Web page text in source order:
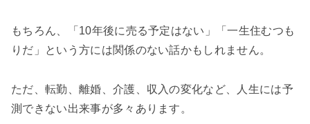
もちろん、「10年後に売る予定はない」「一生住むつも
りだ」という方には関係のない話かもしれません。
ただ、転勤、離婚、介護、収入の変化など、人生には予
測できない出来事が多々あります。